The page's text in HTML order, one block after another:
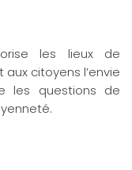
les lieux de
citoyens l’envie
les questions de